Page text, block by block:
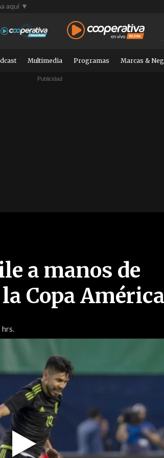
aquí ▼
Multimedia Programas Marcas &
a manos de
Copa
hrs.
Play
Video